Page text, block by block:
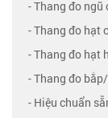
- Thang đo ngũ
- Thang đo hạt
- Thang đo hạt
- Thang đo
- Hiệu chuẩn